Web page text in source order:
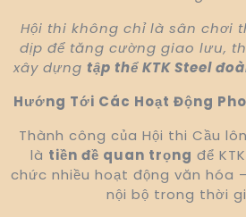
Hội thi không chỉ là sân chơi
dịp để tăng cường giao lưu,
xây dựng tập thể KTK Steel
Hướng Tới Các Hoạt Động
Thành công của Hội thi Cầu
là tiền đề quan trọng để
chức nhiều hoạt động văn hóa
nội bộ trong thời